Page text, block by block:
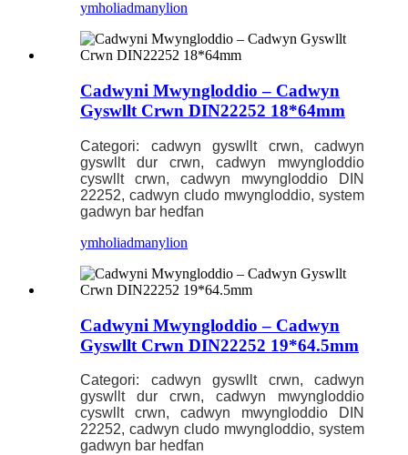
ymholiadmanylion
Cadwyni Mwyngloddio – Cadwyn
Gyswllt Crwn DIN22252 18*64mm
Categori: cadwyn gyswllt crwn, cadwyn
gyswllt dur crwn, cadwyn mwyngloddio
cyswllt crwn, cadwyn mwyngloddio DIN
22252, cadwyn cludo mwyngloddio, system
gadwyn bar hedfan
ymholiadmanylion
Cadwyni Mwyngloddio – Cadwyn
Gyswllt Crwn DIN22252 19*64.5mm
Categori: cadwyn gyswllt crwn, cadwyn
gyswllt dur crwn, cadwyn mwyngloddio
cyswllt crwn, cadwyn mwyngloddio DIN
22252, cadwyn cludo mwyngloddio, system
gadwyn bar hedfan